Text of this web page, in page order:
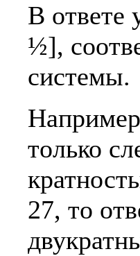
В ответе
½],
системы.
только
27, то